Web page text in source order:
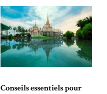
Conseils essentiels pour